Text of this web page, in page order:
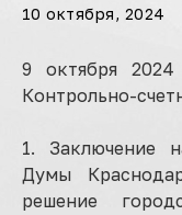
10 октября, 2024
9 октября
Контрольно-
1. Заключение
Думы
решение